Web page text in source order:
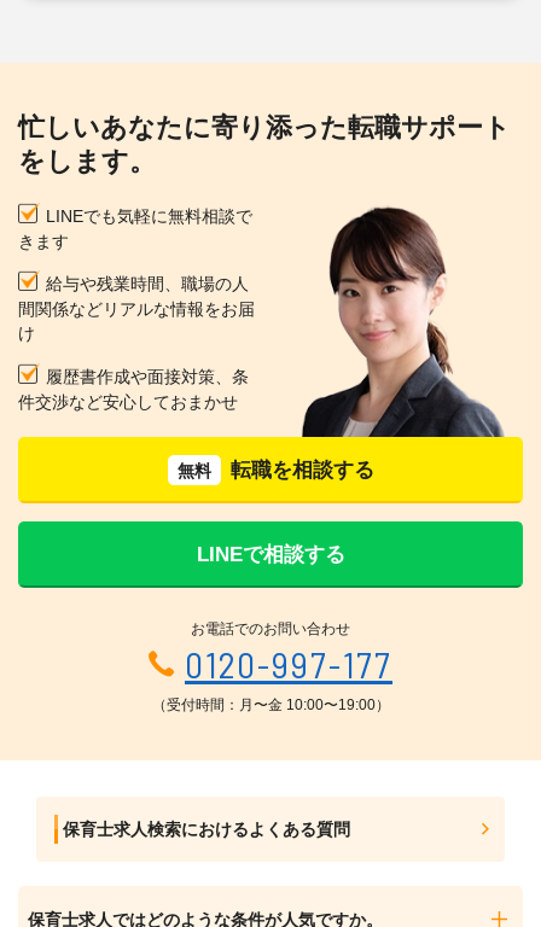
忙しいあなたに寄り添った転職サポート
をします。
LINEでも気軽に無料相談で
きます
給与や残業時間、職場の人
間関係などリアルな情報をお届
け
履歴書作成や面接対策、条
件交渉など安心しておまかせ
無料 転職を相談する
LINEで相談する
お電話でのお問い合わせ
0120-997-177
（受付時間：月〜金 10:00〜19:00）
保育士求人検索におけるよくある質問
保育士求人ではどのような条件が人気ですか。